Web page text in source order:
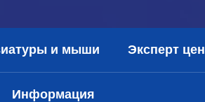
и мыши Эксперт цен
Информация